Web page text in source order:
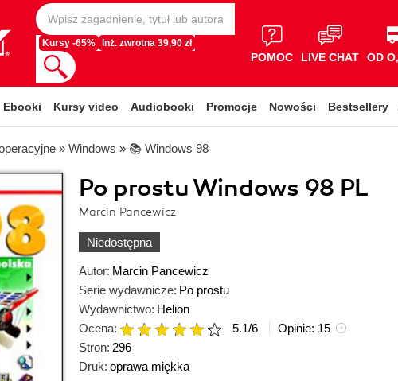
Kursy -65% Inż. zwrotna 39,90 zł
POMOC LIVE CHAT OD
Ebooki Kursy video Audiobooki Promocje Nowości Bestsellery
» Windows » 📚 Windows 98
Po prostu Windows 98 PL
Marcin Pancewicz
Niedostępna
Autor: Marcin Pancewicz
Serie wydawnicze: Po prostu
Wydawnictwo: Helion
Ocena:
5.1/6 Opinie: 15
Stron: 296
Druk: oprawa miękka